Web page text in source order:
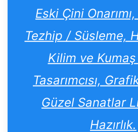
Eski Çini
Tezhip / Süsleme,
Kilim ve
Tasarımcısı,
Güzel Sanatlar
Hazırlık.